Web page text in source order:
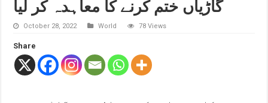
گاڑیاں ختم کرنے کا معاہدہ کر لیا
October 28, 2022 World 78 Views
Share